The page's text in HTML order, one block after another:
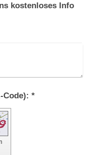
kostenloses Info
Captcha (Spam-Schutz-Code): *